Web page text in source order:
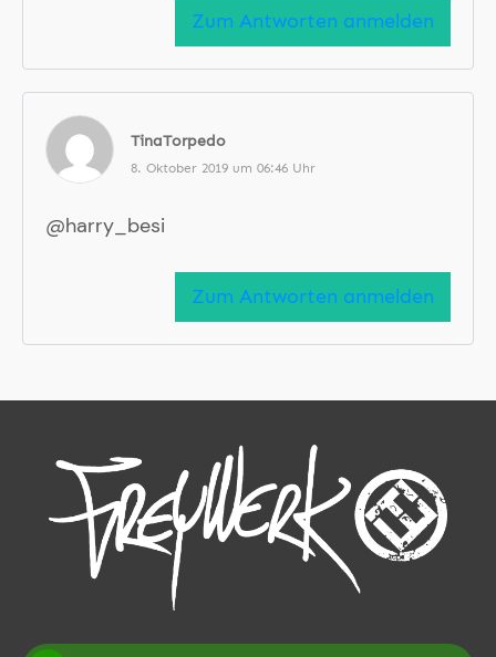
Zum Antworten anmelden
TinaTorpedo
8. Oktober 2019 um 06:46 Uhr
@harry_besi
Zum Antworten anmelden